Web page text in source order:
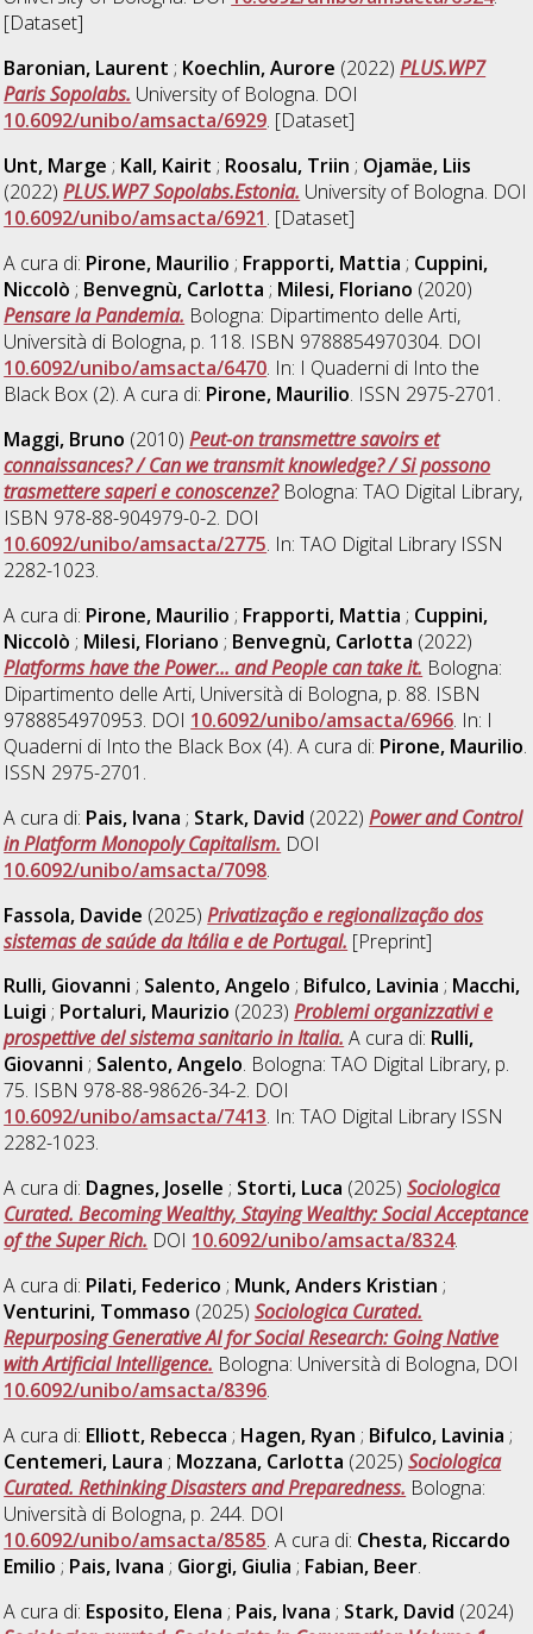
[Dataset]
Baronian, Laurent ; Koechlin, Aurore (2022)PLUS.WP7
Paris Sopolabs. University of Bologna. DOI
10.6092/unibo/amsacta/6929. [Dataset]
Unt, Marge ; Kall, Kairit ; Roosalu, Triin ; Ojamäe, Liis
(2022)PLUS.WP7 Sopolabs.Estonia. University of Bologna. DOI
10.6092/unibo/amsacta/6921. [Dataset]
A cura di: Pirone, Maurilio ; Frapporti, Mattia ; Cuppini,
Niccolò ; Benvegnù, Carlotta ; Milesi, Floriano (2020)
Pensare la Pandemia. Bologna: Dipartimento delle Arti,
Università di Bologna, p. 118. ISBN 9788854970304. DOI
10.6092/unibo/amsacta/6470. In: I Quaderni di Into the
Black Box (2). A cura di: Pirone, Maurilio. ISSN 2975-2701.
Maggi, Bruno (2010)Peut-on transmettre savoirs et
connaissances? / Can we transmit knowledge? / Si possono
trasmettere saperi e conoscenze?Bologna: TAO Digital Library,
ISBN 978-88-904979-0-2. DOI
10.6092/unibo/amsacta/2775. In: TAO Digital Library ISSN
2282-1023.
A cura di: Pirone, Maurilio ; Frapporti, Mattia ; Cuppini,
Niccolò ; Milesi, Floriano ; Benvegnù, Carlotta (2022)
Platforms have the Power... and People can take it. Bologna:
Dipartimento delle Arti, Università di Bologna, p. 88. ISBN
9788854970953. DOI 10.6092/unibo/amsacta/6966. In: I
Quaderni di Into the Black Box (4). A cura di: Pirone, Maurilio.
ISSN 2975-2701.
A cura di: Pais, Ivana ; Stark, David (2022)Power and Control
in Platform Monopoly Capitalism. DOI
10.6092/unibo/amsacta/7098.
Fassola, Davide (2025)Privatização e regionalização dos
sistemas de saúde da Itália e de Portugal. [Preprint]
Rulli, Giovanni ; Salento, Angelo ; Bifulco, Lavinia ; Macchi,
Luigi ; Portaluri, Maurizio (2023)Problemi organizzativi e
prospettive del sistema sanitario in Italia. A cura di: Rulli,
Giovanni ; Salento, Angelo. Bologna: TAO Digital Library, p.
75. ISBN 978-88-98626-34-2. DOI
10.6092/unibo/amsacta/7413. In: TAO Digital Library ISSN
2282-1023.
A cura di: Dagnes, Joselle ; Storti, Luca (2025)Sociologica
Curated. Becoming Wealthy, Staying Wealthy: Social Acceptance
of the Super Rich. DOI 10.6092/unibo/amsacta/8324.
A cura di: Pilati, Federico ; Munk, Anders Kristian ;
Venturini, Tommaso (2025)Sociologica Curated.
Repurposing Generative AI for Social Research: Going Native
with Artificial Intelligence. Bologna: Università di Bologna, DOI
10.6092/unibo/amsacta/8396.
A cura di: Elliott, Rebecca ; Hagen, Ryan ; Bifulco, Lavinia ;
Centemeri, Laura ; Mozzana, Carlotta (2025)Sociologica
Curated. Rethinking Disasters and Preparedness. Bologna:
Università di Bologna, p. 244. DOI
10.6092/unibo/amsacta/8585. A cura di: Chesta, Riccardo
Emilio ; Pais, Ivana ; Giorgi, Giulia ; Fabian, Beer.
A cura di: Esposito, Elena ; Pais, Ivana ; Stark, David (2024)